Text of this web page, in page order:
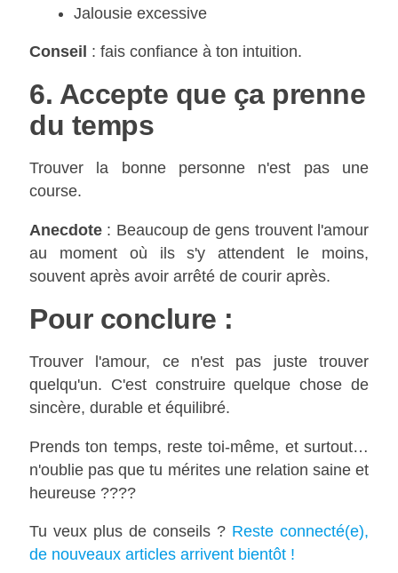
Jalousie excessive
Conseil : fais confiance à ton intuition.
6. Accepte que ça prenne
du temps
Trouver la bonne personne n'est pas une
course.
Anecdote : Beaucoup de gens trouvent l'amour
au moment où ils s'y attendent le moins,
souvent après avoir arrêté de courir après.
Pour conclure :
Trouver l'amour, ce n'est pas juste trouver
quelqu'un. C'est construire quelque chose de
sincère, durable et équilibré.
Prends ton temps, reste toi-même, et surtout…
n'oublie pas que tu mérites une relation saine et
heureuse ????
Tu veux plus de conseils ? Reste connecté(e),
de nouveaux articles arrivent bientôt !